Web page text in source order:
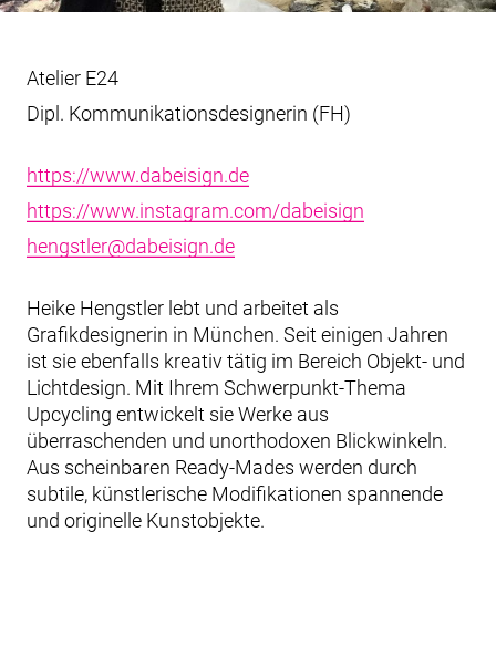
Atelier E24
Dipl. Kommunikationsdesignerin (FH)
https://www.dabeisign.de
https://www.instagram.com/dabeisign
hengstler@dabeisign.de
Heike Hengstler lebt und arbeitet als
Grafikdesignerin in München. Seit einigen Jahren
ist sie ebenfalls kreativ tätig im Bereich Objekt- und
Lichtdesign. Mit Ihrem Schwerpunkt-Thema
Upcycling entwickelt sie Werke aus
überraschenden und unorthodoxen Blickwinkeln.
Aus scheinbaren Ready-Mades werden durch
subtile, künstlerische Modifikationen spannende
und originelle Kunstobjekte.